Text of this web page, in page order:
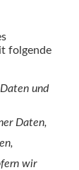
folgende
und
Daten,
wir